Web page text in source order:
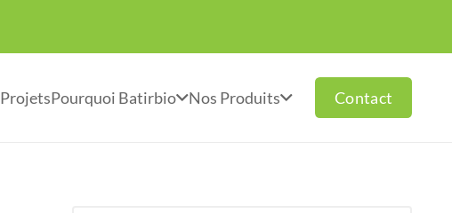
ProjetsPourquoi Batirbio Nos Produits Contact